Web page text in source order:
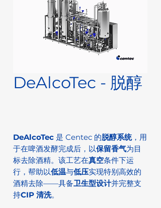
DeAlcoTec - 脱醇
DeAlcoTec 是 Centec 的脱醇系统，用
于在啤酒发酵完成后，以保留香气为目
标去除酒精。该工艺在真空条件下运
行，帮助以低温与低压实现特别高效的
酒精去除——具备卫生型设计并完整支
持CIP 清洗。